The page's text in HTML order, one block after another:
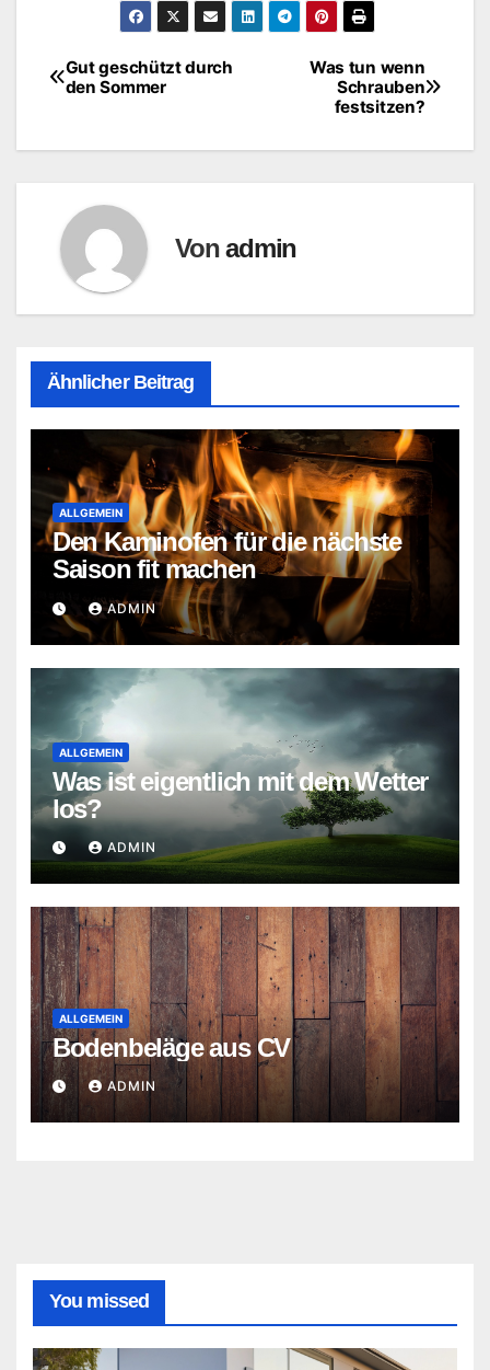
BeitragsnavigationWas tun wenn
Schrauben
festsitzen?
Gut geschützt durch
den Sommer
Vonadmin
Ähnlicher Beitrag
ALLGEMEIN
Den Kaminofen für die nächste
Saison fit machen
ADMIN
ALLGEMEIN
Was ist eigentlich mit dem Wetter
los?
ADMIN
ALLGEMEIN
Bodenbeläge aus CV
ADMIN
You missed